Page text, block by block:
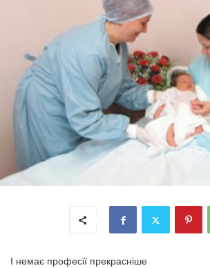
І немає професії прекрасніше